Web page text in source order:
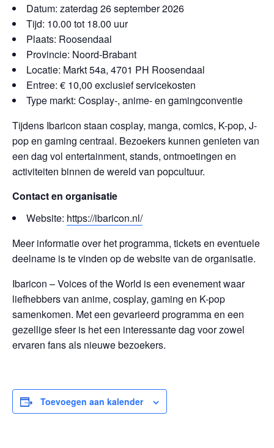
Datum: zaterdag 26 september 2026
Tijd: 10.00 tot 18.00 uur
Plaats: Roosendaal
Provincie: Noord-Brabant
Locatie: Markt 54a, 4701 PH Roosendaal
Entree: € 10,00 exclusief servicekosten
Type markt: Cosplay-, anime- en gamingconventie
Tijdens Ibaricon staan cosplay, manga, comics, K-pop, J-
pop en gaming centraal. Bezoekers kunnen genieten van
een dag vol entertainment, stands, ontmoetingen en
activiteiten binnen de wereld van popcultuur.
Contact en organisatie
Website: https://ibaricon.nl/
Meer informatie over het programma, tickets en eventuele
deelname is te vinden op de website van de organisatie.
Ibaricon – Voices of the World is een evenement waar
liefhebbers van anime, cosplay, gaming en K-pop
samenkomen. Met een gevarieerd programma en een
gezellige sfeer is het een interessante dag voor zowel
ervaren fans als nieuwe bezoekers.
Toevoegen aan kalender